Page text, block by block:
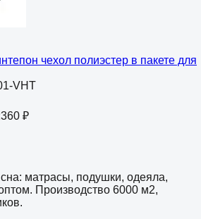
чехол полиэстер в пакете для
VHT
360 ₽
матрасы, подушки, одеяла,
Производство 6000 м2,